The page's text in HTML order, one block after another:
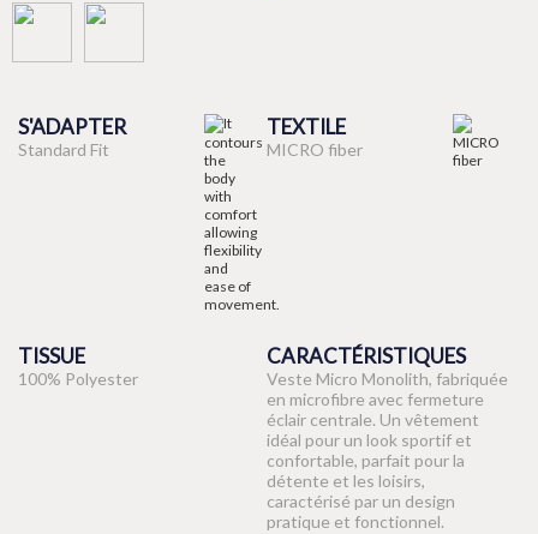
S'ADAPTER
Standard Fit
TEXTILE
MICRO fiber
TISSUE
100% Polyester
CARACTÉRISTIQUES
Veste Micro Monolith, fabriquée
en microfibre avec fermeture
éclair centrale. Un vêtement
idéal pour un look sportif et
confortable, parfait pour la
détente et les loisirs,
caractérisé par un design
pratique et fonctionnel.